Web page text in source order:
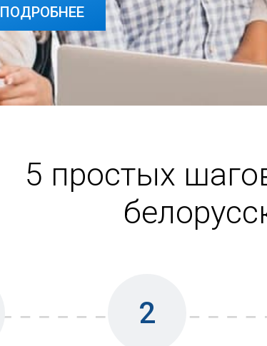
ПОДРОБНЕЕ
5 простых
2